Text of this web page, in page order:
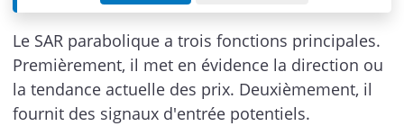
Le SAR parabolique a trois fonctions principales.
Premièrement, il met en évidence la direction ou
la tendance actuelle des prix. Deuxièmement, il
fournit des signaux d'entrée potentiels.